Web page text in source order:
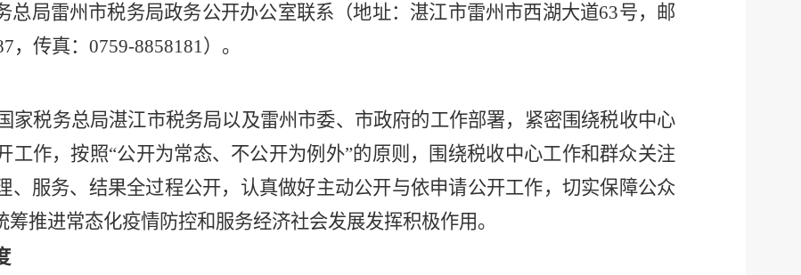
总局雷州市税务局政务公开办公室联系（地址：湛江市雷州市西湖大道63号，邮
，传真：0759-8858181）。
家税务总局湛江市税务局以及雷州市委、市政府的工作部署，紧密围绕税收中心
工作，按照“公开为常态、不公开为例外”的原则，围绕税收中心工作和群众关注
、服务、结果全过程公开，认真做好主动公开与依申请公开工作，切实保障公众
推进常态化疫情防控和服务经济社会发展发挥积极作用。